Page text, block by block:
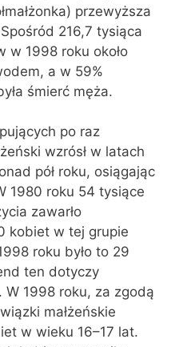
przewyższa
216,7 tysiąca
w 1998 roku około
a w 59%
śmierć męża.
po raz
wzrósł w latach
pół roku, osiągając
1980 roku 54 tysiące
zawarło
kobiet w tej grupie
roku było to 29
ten dotyczy
1998 roku, za zgodą
małżeńskie
w wieku 16–17 lat.